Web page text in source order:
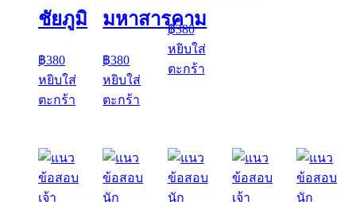
ชัยภูมิ
฿380
หยิบใส่
ตะกร้า
มหาสารคาม
฿380
หยิบใส่
ตะกร้า
฿380
หยิบใส่
ตะกร้า